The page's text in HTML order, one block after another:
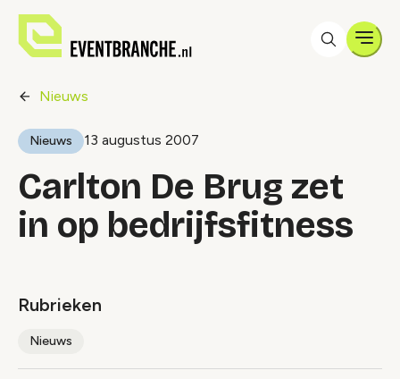
Nieuws
Nieuws 13 augustus 2007
Carlton De Brug zet
in op bedrijfsfitness
Rubrieken
Nieuws